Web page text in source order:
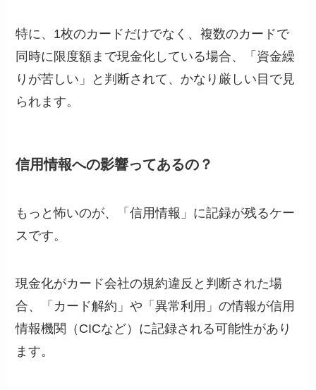
特に、1枚のカードだけでなく、複数のカードで
同時に限度額まで現金化している場合、「資金繰
りが苦しい」と判断されて、かなり厳しい目で見
られます。
信用情報への影響ってあるの？
もっと怖いのが、「信用情報」に記録が残るケー
スです。
現金化がカード会社の規約違反と判断された場
合、「カード解約」や「異常利用」の情報が信用
情報機関（CICなど）に記録される可能性があり
ます。